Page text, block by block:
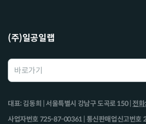
(주)일공일랩
대표: 김동희 | 서울특별시 강남구 도곡로 150 | 전
사업자번호 725-87-00361 | 통신판매업신고번호